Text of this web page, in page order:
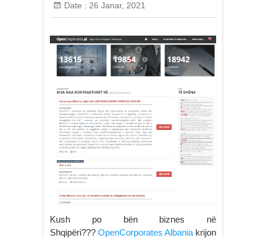
Date : 26 Janar, 2021
Kush po bën biznes në
Shqipëri??? OpenCorporates Albania krijon